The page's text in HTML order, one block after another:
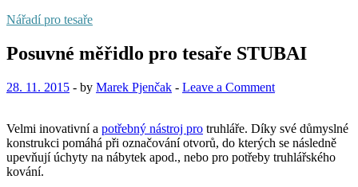
Nářadí pro tesaře
Posuvné měřidlo pro tesaře STUBAI
28. 11. 2015 - by Marek Pjenčak - Leave a Comment
Velmi inovativní a potřebný nástroj pro truhláře. Díky své důmyslné
konstrukci pomáhá při označování otvorů, do kterých se následně
upevňují úchyty na nábytek apod., nebo pro potřeby truhlářského
kování.